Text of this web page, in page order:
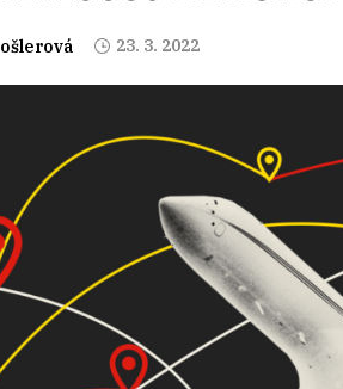
23. 3. 2022